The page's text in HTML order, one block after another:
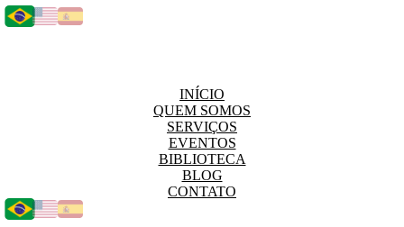
INÍCIO
QUEM SOMOS
SERVIÇOS
EVENTOS
BIBLIOTECA
BLOG
CONTATO